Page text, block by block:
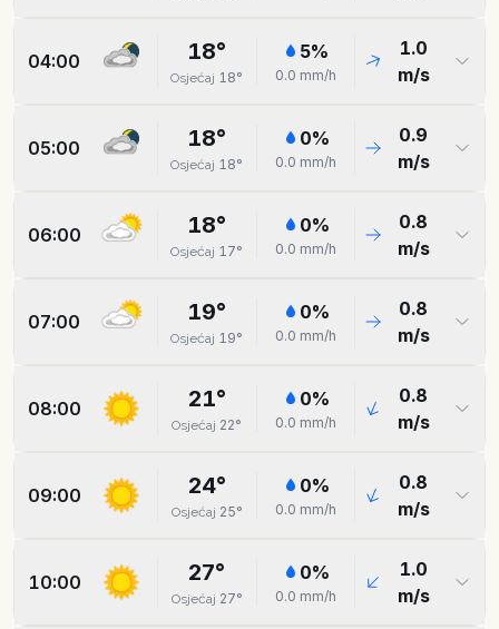
04:00 18°
Osjećaj 18°
5%
0.0 mm/h
1.0
m/s
05:00 18°
Osjećaj 18°
0%
0.0 mm/h
0.9
m/s
06:00 18°
Osjećaj 17°
0%
0.0 mm/h
0.8
m/s
07:00 19°
Osjećaj 19°
0%
0.0 mm/h
0.8
m/s
08:00 21°
Osjećaj 22°
0%
0.0 mm/h
0.8
m/s
09:00 24°
Osjećaj 25°
0%
0.0 mm/h
0.8
m/s
10:00 27°
Osjećaj 27°
0%
0.0 mm/h
1.0
m/s